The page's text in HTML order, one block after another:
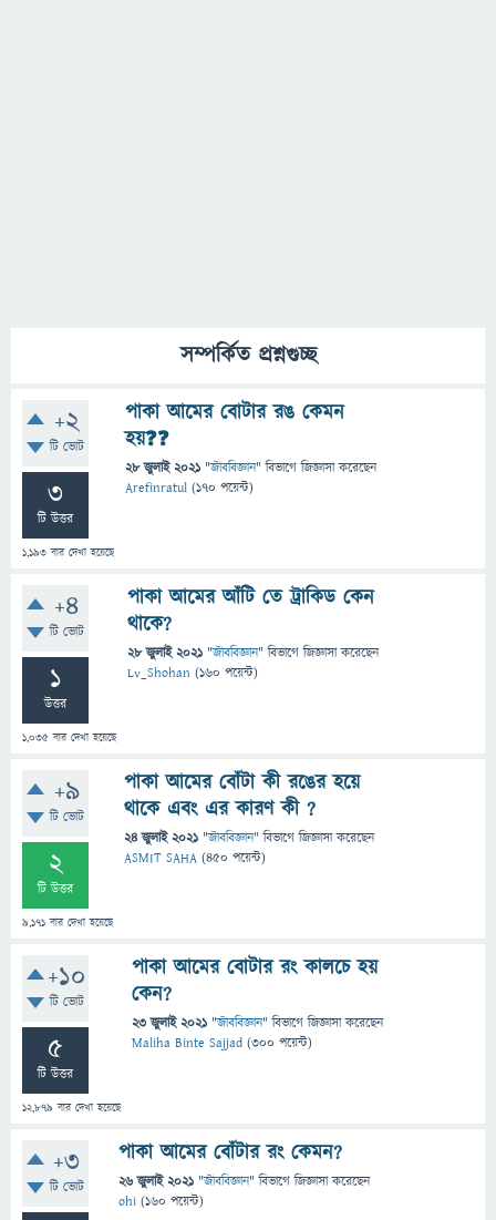
সম্পর্কিত প্রশ্নগুচ্ছ
+2
টি ভোট
3
টি উত্তর
1,193 বার দেখা হয়েছে
পাকা আমের বোটার রঙ কেমন
হয়❓❓
28 জুলাই 2021 "জীববিজ্ঞান" বিভাগে জিজ্ঞাসাকরেছেন
Arefinratul (170 পয়েন্ট)
+4
টি ভোট
1
উত্তর
1,035 বার দেখা হয়েছে
পাকা আমের আঁটি তে ট্রাকিড কেন
থাকে?
28 জুলাই 2021 "জীববিজ্ঞান" বিভাগে জিজ্ঞাসাকরেছেন
Lv_Shohan (160 পয়েন্ট)
+9
টি ভোট
2
টি উত্তর
9,171 বার দেখা হয়েছে
পাকা আমের বোঁটা কী রঙের হয়ে
থাকে এবং এর কারণ কী ?
24 জুলাই 2021 "জীববিজ্ঞান" বিভাগে জিজ্ঞাসাকরেছেন
ASMIT SAHA (450 পয়েন্ট)
+10
টি ভোট
5
টি উত্তর
12,879 বার দেখা হয়েছে
পাকা আমের বোটার রং কালচে হয়
কেন?
23 জুলাই 2021 "জীববিজ্ঞান" বিভাগে জিজ্ঞাসাকরেছেন
Maliha Binte Sajjad (300 পয়েন্ট)
+3
টি ভোট
পাকা আমের বোঁটার রং কেমন?
26 জুলাই 2021 "জীববিজ্ঞান" বিভাগে জিজ্ঞাসাকরেছেন
ohi (160 পয়েন্ট)